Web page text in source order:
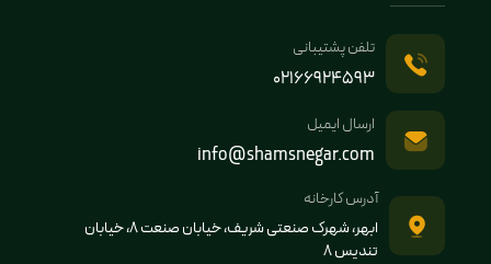
تلفن پشتیبانی
02166924593
ارسال ایمیل
info@shamsnegar.com
آدرس کارخانه
ابهر، شهرک صنعتی شریف، خیابان صنعت 8، خیابان
تندیس 8